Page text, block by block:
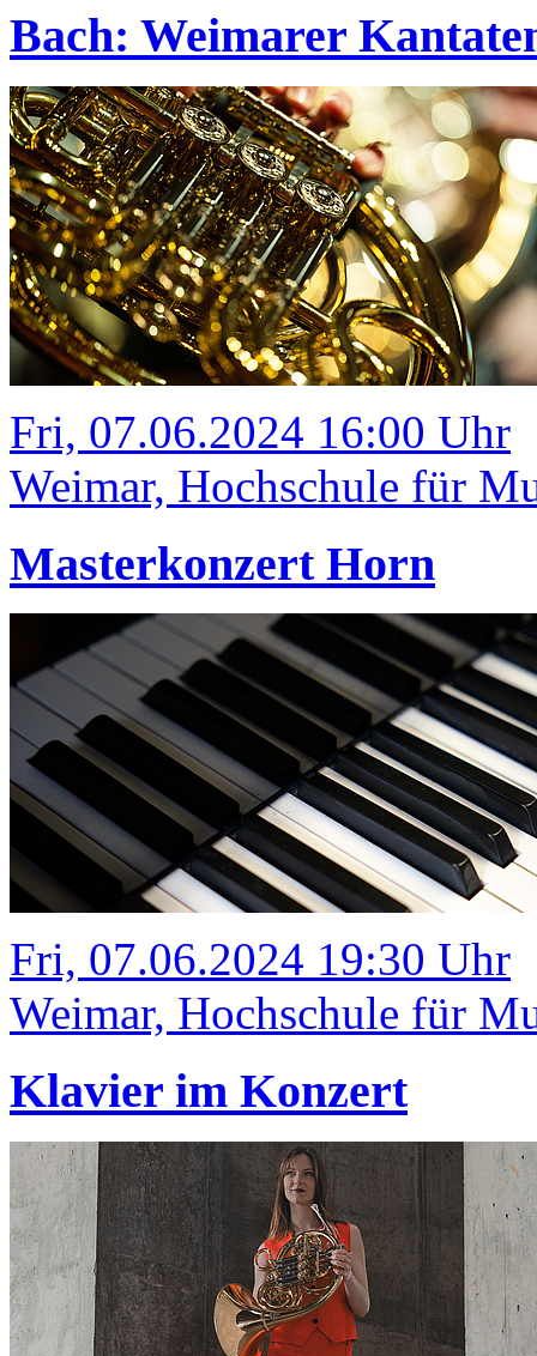
Bach: Weimarer
Fri, 07.06.2024 16:00 Uhr
Weimar, Hochschule für
Masterkonzert Horn
Fri, 07.06.2024 19:30 Uhr
Weimar, Hochschule für
Klavier im Konzert